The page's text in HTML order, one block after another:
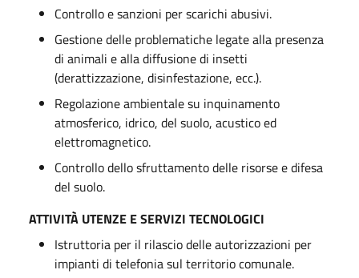
Controllo e sanzioni per scarichi abusivi.
Gestione delle problematiche legate alla presenza
di animali e alla diffusione di insetti
(derattizzazione, disinfestazione, ecc.).
Regolazione ambientale su inquinamento
atmosferico, idrico, del suolo, acustico ed
elettromagnetico.
Controllo dello sfruttamento delle risorse e difesa
del suolo.
ATTIVITÀ UTENZE E SERVIZI TECNOLOGICI
Istruttoria per il rilascio delle autorizzazioni per
impianti di telefonia sul territorio comunale.